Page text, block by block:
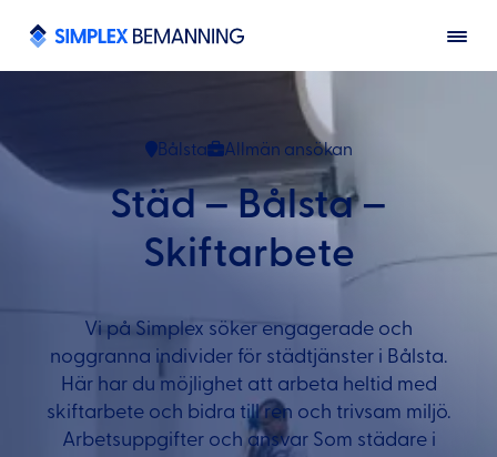
Bålsta Allmän ansökan
Städ – Bålsta –
Skiftarbete
Vi på Simplex söker engagerade och
noggranna individer för städtjänster i Bålsta.
Här har du möjlighet att arbeta heltid med
skiftarbete och bidra till ren och trivsam miljö.
Arbetsuppgifter och ansvar Som städare i